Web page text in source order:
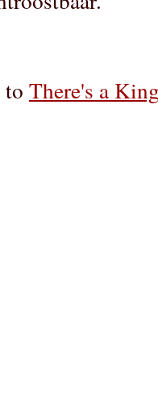
There's a